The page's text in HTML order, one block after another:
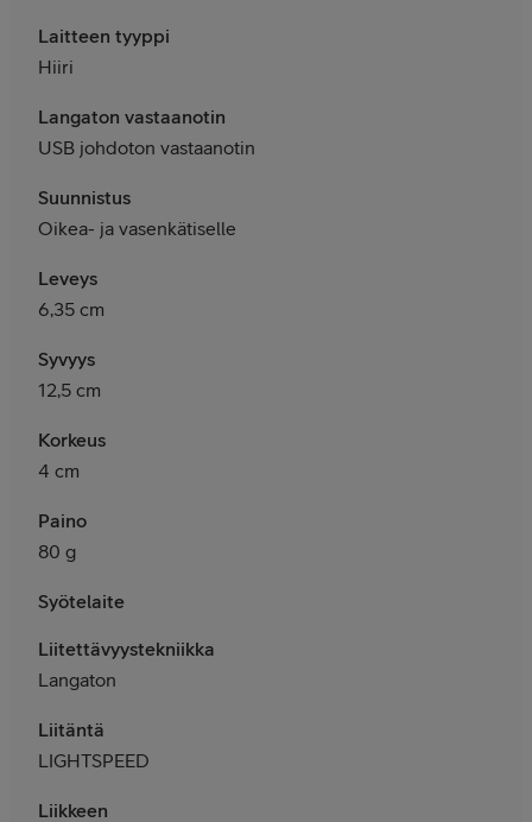
Laitteen tyyppi
Hiiri
Langaton vastaanotin
USB johdoton vastaanotin
Suunnistus
Oikea- ja vasenkätiselle
Leveys
6,35 cm
Syvyys
12,5 cm
Korkeus
4 cm
Paino
80 g
Syötelaite
Liitettävyystekniikka
Langaton
Liitäntä
LIGHTSPEED
Liikkeen